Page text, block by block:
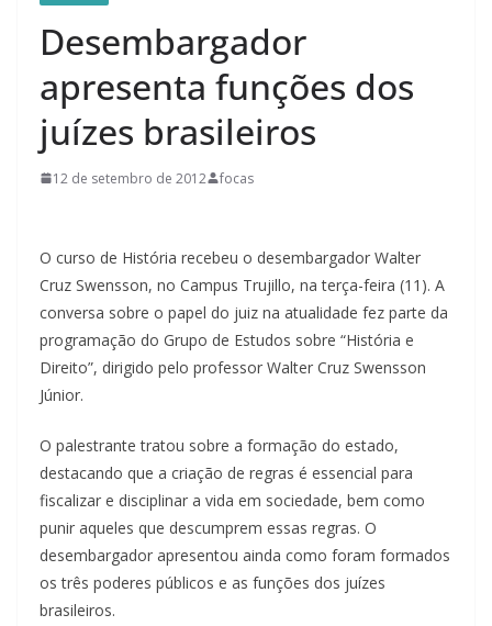
Desembargador
apresenta funções dos
juízes brasileiros
12 de setembro de 2012 focas
O curso de História recebeu o desembargador Walter
Cruz Swensson, no Campus Trujillo, na terça-feira (11). A
conversa sobre o papel do juiz na atualidade fez parte da
programação do Grupo de Estudos sobre “História e
Direito”, dirigido pelo professor Walter Cruz Swensson
Júnior.
O palestrante tratou sobre a formação do estado,
destacando que a criação de regras é essencial para
fiscalizar e disciplinar a vida em sociedade, bem como
punir aqueles que descumprem essas regras. O
desembargador apresentou ainda como foram formados
os três poderes públicos e as funções dos juízes
brasileiros.